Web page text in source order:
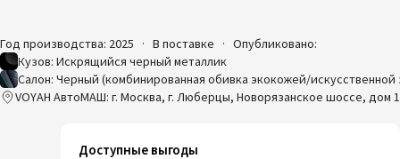
Год производства: 2025 · В поставке · Опубликовано:
Кузов: Искрящийся черный металлик
Салон: Черный (комбинированная обивка экокожей/
VOYAH АвтоМАШ: г. Москва, г. Люберцы, Новорязанское шоссе, дом
Доступные выгоды